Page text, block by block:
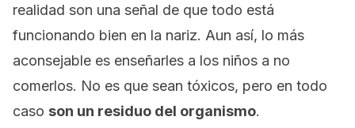
realidad son una señal de que todo está
funcionando bien en la nariz. Aun así, lo más
aconsejable es enseñarles a los niños a no
comerlos. No es que sean tóxicos, pero en todo
caso son un residuo del organismo.